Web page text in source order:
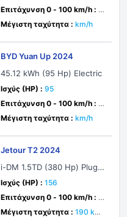
Επιτάχυνση 0 - 100 km/h : 7.
4 δευτ.
Μέγιστη ταχύτητα : km/h
BYD Yuan Up 2024
45.12 kWh (95 Hp) Electric
Ισχύς (HP) : 95
Επιτάχυνση 0 - 100 km/h : 1
2.9 δευτ.
Μέγιστη ταχύτητα : km/h
Jetour T2 2024
i-DM 1.5TD (380 Hp) Plug-i
n Hybrid DHT
Ισχύς (HP) : 156
Επιτάχυνση 0 - 100 km/h : 7.
5 δευτ.
Μέγιστη ταχύτητα : 190 km/